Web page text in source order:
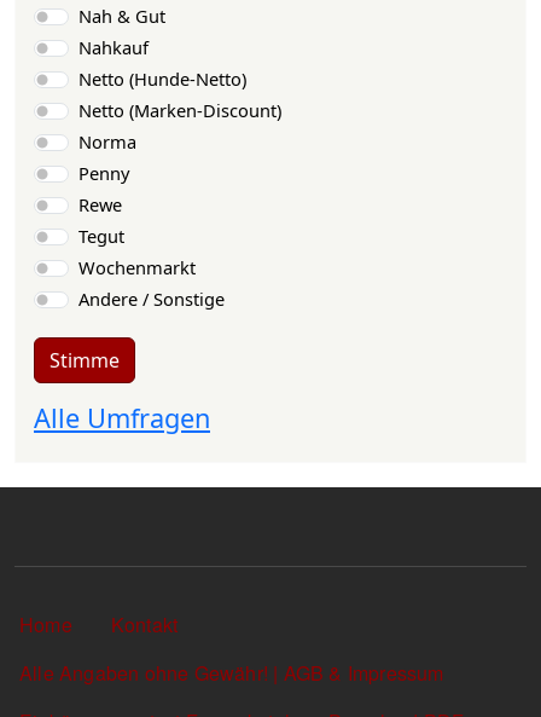
Nah & Gut
Nahkauf
Netto (Hunde-Netto)
Netto (Marken-Discount)
Norma
Penny
Rewe
Tegut
Wochenmarkt
Andere / Sonstige
Stimme
Alle Umfragen
Sekundärlinks
Home
Kontakt
Alle Angaben ohne Gewähr! | AGB & Impressum